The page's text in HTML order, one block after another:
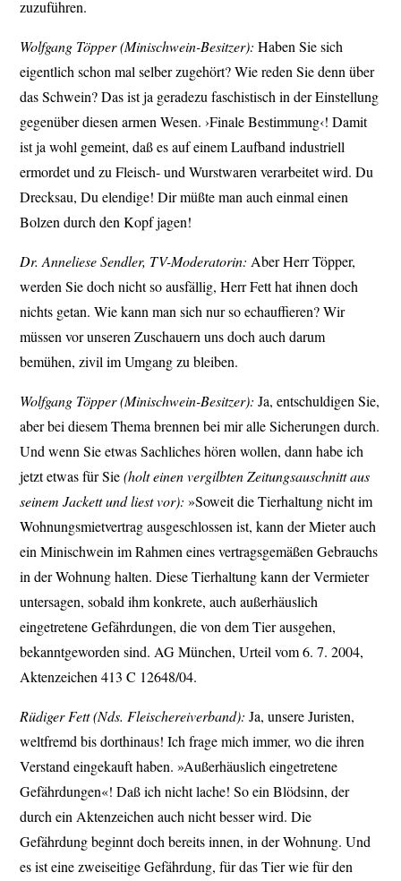
zuzuführen.
Wolfgang Töpper (Minischwein-Besitzer):Haben Sie sich
eigentlich schon mal selber zugehört? Wie reden Sie denn über
das Schwein? Das ist ja geradezu faschistisch in der Einstellung
gegenüber diesen armen Wesen. ›Finale Bestimmung‹! Damit
ist ja wohl gemeint, daß es auf einem Laufband industriell
ermordet und zu Fleisch- und Wurstwaren verarbeitet wird. Du
Drecksau, Du elendige! Dir müßte man auch einmal einen
Bolzen durch den Kopf jagen!
Dr. Anneliese Sendler, TV-Moderatorin: Aber Herr Töpper,
werden Sie doch nicht so ausfällig, Herr Fett hat ihnen doch
nichts getan. Wie kann man sich nur so echauffieren? Wir
müssen vor unseren Zuschauern uns doch auch darum
bemühen, zivil im Umgang zu bleiben.
Wolfgang Töpper (Minischwein-Besitzer):Ja, entschuldigen Sie,
aber bei diesem Thema brennen bei mir alle Sicherungen durch.
Und wenn Sie etwas Sachliches hören wollen, dann habe ich
jetzt etwas für Sie(holt einen vergilbten Zeitungsauschnitt aus
seinem Jackett und liest vor): »Soweit die Tierhaltung nicht im
Wohnungsmietvertrag ausgeschlossen ist, kann der Mieter auch
ein Minischwein im Rahmen eines vertragsgemäßen Gebrauchs
in der Wohnung halten. Diese Tierhaltung kann der Vermieter
untersagen, sobald ihm konkrete, auch außerhäuslich
eingetretene Gefährdungen, die von dem Tier ausgehen,
bekanntgeworden sind. AG München, Urteil vom 6. 7. 2004,
Aktenzeichen 413 C 12648/04.
Rüdiger Fett (Nds. Fleischereiverband):Ja, unsere Juristen,
weltfremd bis dorthinaus! Ich frage mich immer, wo die ihren
Verstand eingekauft haben. »Außerhäuslich eingetretene
Gefährdungen«! Daß ich nicht lache! So ein Blödsinn, der
durch ein Aktenzeichen auch nicht besser wird. Die
Gefährdung beginnt doch bereits innen, in der Wohnung. Und
es ist eine zweiseitige Gefährdung, für das Tier wie für den